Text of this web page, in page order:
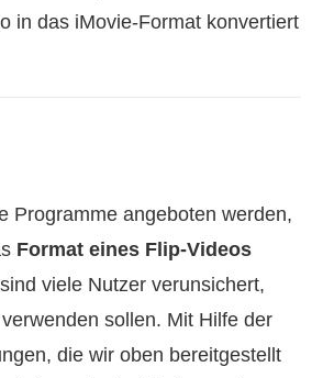
in das iMovie-Format konvertiert
Programme angeboten werden,
Format eines Flip‑Videos
viele Nutzer verunsichert,
sollen. Mit Hilfe der
die wir oben bereitgestellt